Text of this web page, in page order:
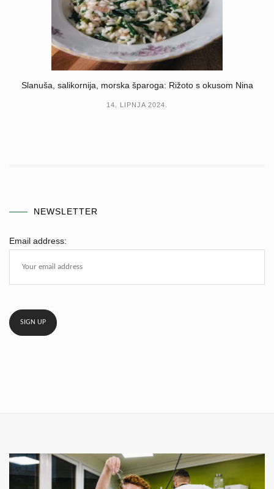
Slanuša, salikornija, morska šparoga: Rižoto s okusom Nina
14. LIPNJA 2024.
NEWSLETTER
Email address: